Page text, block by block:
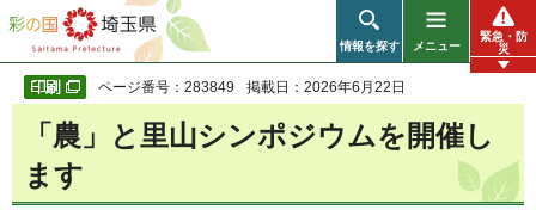
彩の国 埼玉県
情報を探す メニュー
緊急・防
災
ページ番号：283849 掲載日：2026年6月22日
「農」と里山シンポジウムを開催し
ます